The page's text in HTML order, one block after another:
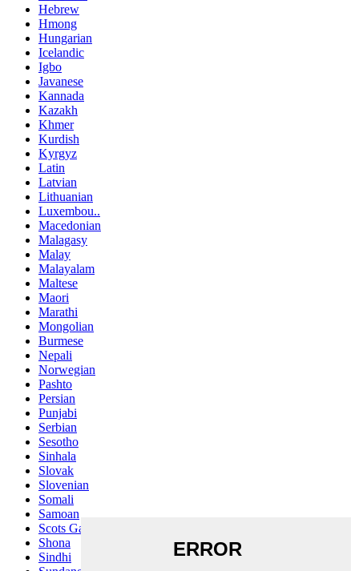
Hebrew
Hmong
Hungarian
Icelandic
Igbo
Javanese
Kannada
Kazakh
Khmer
Kurdish
Kyrgyz
Latin
Latvian
Lithuanian
Luxembou..
Macedonian
Malagasy
Malay
Malayalam
Maltese
Maori
Marathi
Mongolian
Burmese
Nepali
Norwegian
Pashto
Persian
Punjabi
Serbian
Sesotho
Sinhala
Slovak
Slovenian
Somali
Samoan
Scots Gaelic
Shona
Sindhi